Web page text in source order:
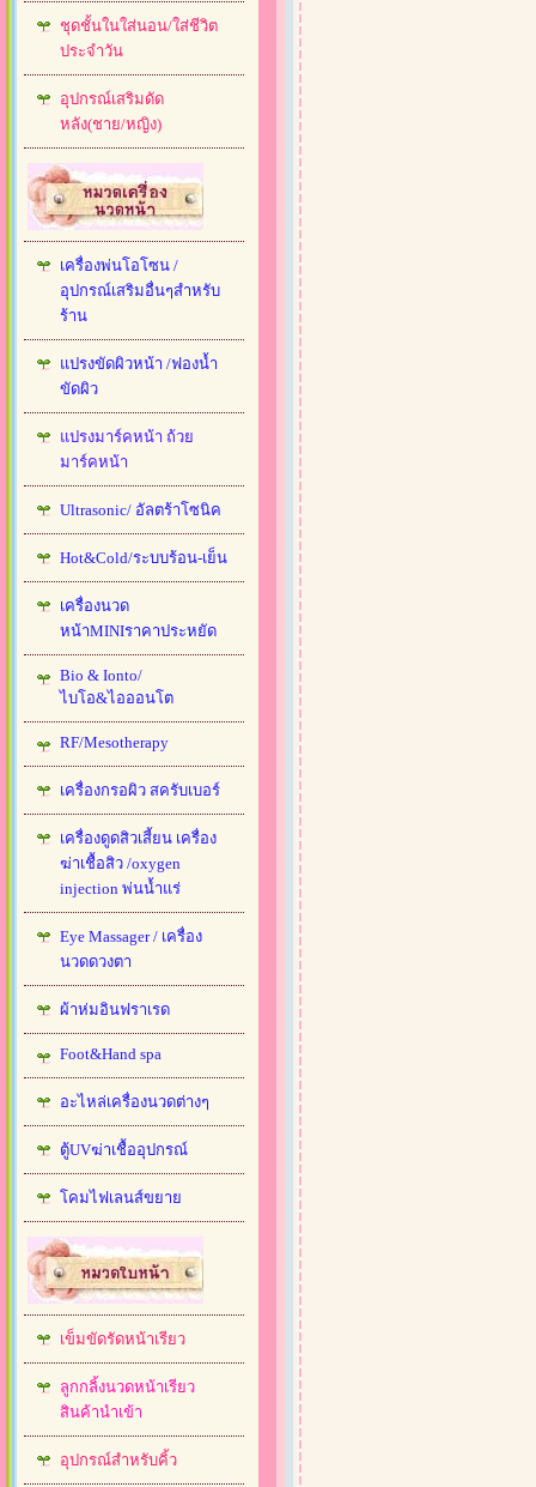
ชุดชั้นในใส่นอน/ใส่ชีวิต
ประจำวัน
อุปกรณ์เสริมดัด
หลัง(ชาย/หญิง)
เครื่องพ่นโอโซน /
อุปกรณ์เสริมอื่นๆสำหรับ
ร้าน
แปรงขัดผิวหน้า /ฟองน้ำ
ขัดผิว
แปรงมาร์คหน้า ถ้วย
มาร์คหน้า
Ultrasonic/ อัลตร้าโซนิค
Hot&Cold/ระบบร้อน-เย็น
เครื่องนวด
หน้าMINIราคาประหยัด
Bio & Ionto/
ไบโอ&ไอออนโต
RF/Mesotherapy
เครื่องกรอผิว สครับเบอร์
เครื่องดูดสิวเสี้ยน เครื่อง
ฆ่าเชื้อสิว /oxygen
injection พ่นน้ำแร่
Eye Massager / เครื่อง
นวดดวงตา
ผ้าห่มอินฟราเรด
Foot&Hand spa
อะไหล่เครื่องนวดต่างๆ
ตู้UVฆ่าเชื้ออุปกรณ์
โคมไฟเลนส์ขยาย
เข็มขัดรัดหน้าเรียว
ลูกกลิ้งนวดหน้าเรียว
สินค้านำเข้า
อุปกรณ์สำหรับคิ้ว